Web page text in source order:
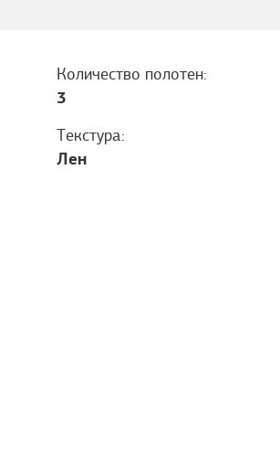
Количество полотен:
3
Текстура:
Лен